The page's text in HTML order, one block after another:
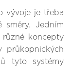
vývoje je třeba
směry. Jedním
koncepty
průkopnických
tyto systémy